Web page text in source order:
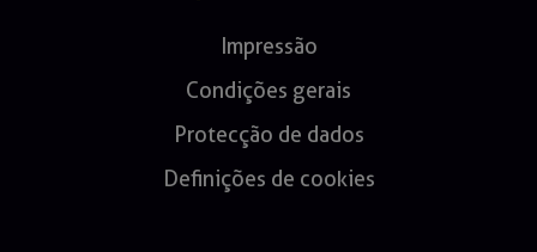
Impressão
Condições gerais
Protecção de dados
Definições de cookies